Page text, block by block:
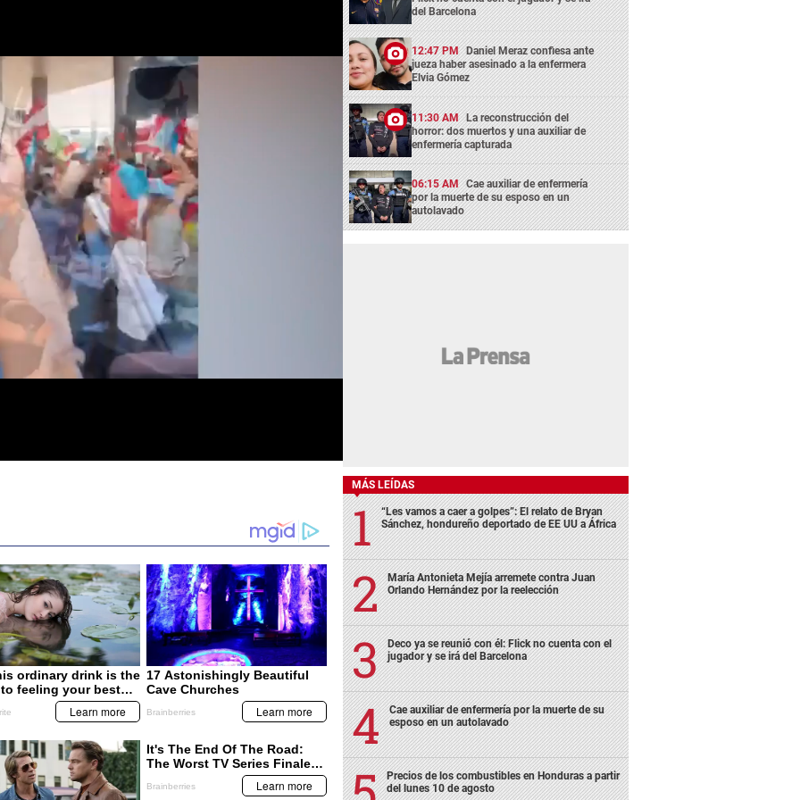
del Barcelona
12:47 PM Daniel Meraz confiesa ante
jueza haber asesinado a la enfermera
Elvia Gómez
11:30 AM La reconstrucción del
horror: dos muertos y una auxiliar de
enfermería capturada
06:15 AM Cae auxiliar de enfermería
por la muerte de su esposo en un
autolavado
MÁS LEÍDAS
“Les vamos a caer a golpes”: El relato de Bryan
Sánchez, hondureño deportado de EE UU a África
María Antonieta Mejía arremete contra Juan
Orlando Hernández por la reelección
Deco ya se reunió con él: Flick no cuenta con el
jugador y se irá del Barcelona
Cae auxiliar de enfermería por la muerte de su
esposo en un autolavado
Precios de los combustibles en Honduras a partir
del lunes 10 de agosto